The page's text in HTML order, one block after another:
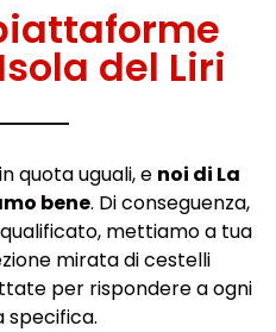
del Liri
quota uguali, e noi di La
bene. Di conseguenza,
mettiamo a tua
mirata di cestelli
per rispondere a ogni
specifica.